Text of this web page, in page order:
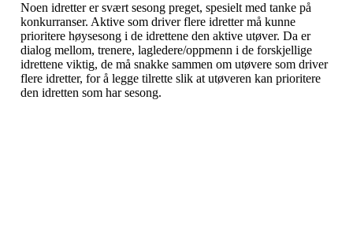
Noen idretter er svært sesong preget, spesielt med tanke på
konkurranser. Aktive som driver flere idretter må kunne
prioritere høysesong i de idrettene den aktive utøver. Da er
dialog mellom, trenere, lagledere/oppmenn i de forskjellige
idrettene viktig, de må snakke sammen om utøvere som driver
flere idretter, for å legge tilrette slik at utøveren kan prioritere
den idretten som har sesong.